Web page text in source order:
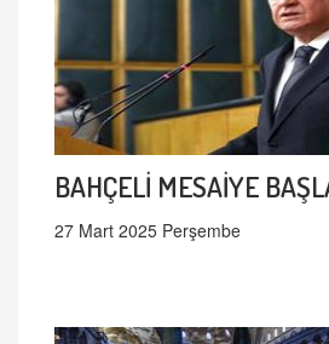
BAHÇELİ MESAİYE
27 Mart 2025 Perşembe